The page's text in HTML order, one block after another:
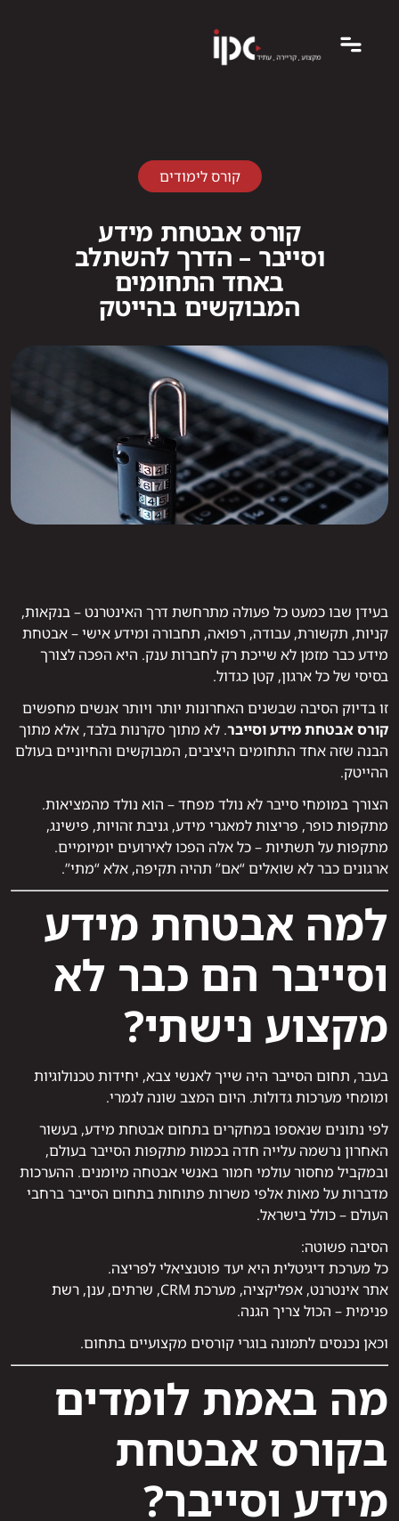
קורס לימודים
קורס אבטחת מידע
וסייבר – הדרך להשתלב
באחד התחומים
המבוקשים בהייטק
בעידן שבו כמעט כל פעולה מתרחשת דרך האינטרנט – בנקאות,
קניות, תקשורת, עבודה, רפואה, תחבורה ומידע אישי – אבטחת
מידע כבר מזמן לא שייכת רק לחברות ענק. היא הפכה לצורך
בסיסי של כל ארגון, קטן כגדול.
זו בדיוק הסיבה שבשנים האחרונות יותר ויותר אנשים מחפשים
קורס אבטחת מידע וסייבר. לא מתוך סקרנות בלבד, אלא מתוך
הבנה שזה אחד התחומים היציבים, המבוקשים והחיוניים בעולם
ההייטק.
הצורך במומחי סייבר לא נולד מפחד – הוא נולד מהמציאות.
מתקפות כופר, פריצות למאגרי מידע, גניבת זהויות, פישינג,
מתקפות על תשתיות – כל אלה הפכו לאירועים יומיומיים.
ארגונים כבר לא שואלים “אם” תהיה תקיפה, אלא “מתי”.
למה אבטחת מידע
וסייבר הם כבר לא
מקצוע נישתי?
בעבר, תחום הסייבר היה שייך לאנשי צבא, יחידות טכנולוגיות
ומומחי מערכות גדולות. היום המצב שונה לגמרי.
לפי נתונים שנאספו במחקרים בתחום אבטחת מידע, בעשור
האחרון נרשמה עלייה חדה בכמות מתקפות הסייבר בעולם,
ובמקביל מחסור עולמי חמור באנשי אבטחה מיומנים. ההערכות
מדברות על מאות אלפי משרות פתוחות בתחום הסייבר ברחבי
העולם – כולל בישראל.
הסיבה פשוטה:
כל מערכת דיגיטלית היא יעד פוטנציאלי לפריצה.
אתר אינטרנט, אפליקציה, מערכת CRM, שרתים, ענן, רשת
פנימית – הכול צריך הגנה.
וכאן נכנסים לתמונה בוגרי קורסים מקצועיים בתחום.
מה באמת לומדים
בקורס אבטחת
מידע וסייבר?